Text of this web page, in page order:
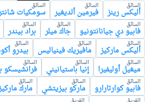
السائق
أليكس رينز
السائق
فيرمين ألديغير
السائق
سومكيات
السائق
فابيو دي جيانانتونيو
السائق
جاك ميلر
السائق
براد بيندر
السائق
أليكس ماركيز
السائق
مافيريك فينياليس
السائق
بيدرو
السائق
ميغيل أوليفيرا
السائق
إنيا باستيانيني
السائق
فرانشيسكو
السائق
فابيو كوارتارارو
السائق
ماركو بيزيتشي
السائق
مارك